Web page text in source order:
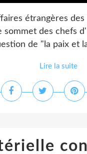
étrangères
sommet des chefs
de "la paix et
Lire la suite